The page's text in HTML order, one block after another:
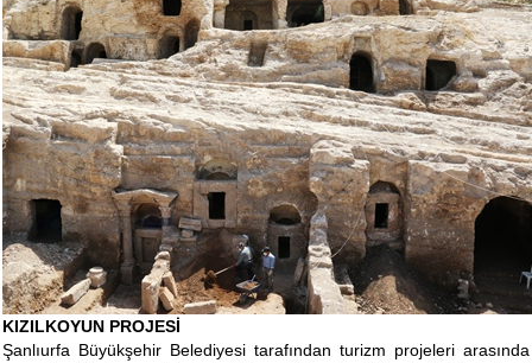
KIZILKOYUN PROJESİ
Şanlıurfa Büyükşehir Belediyesi tarafından turizm projeleri arasında